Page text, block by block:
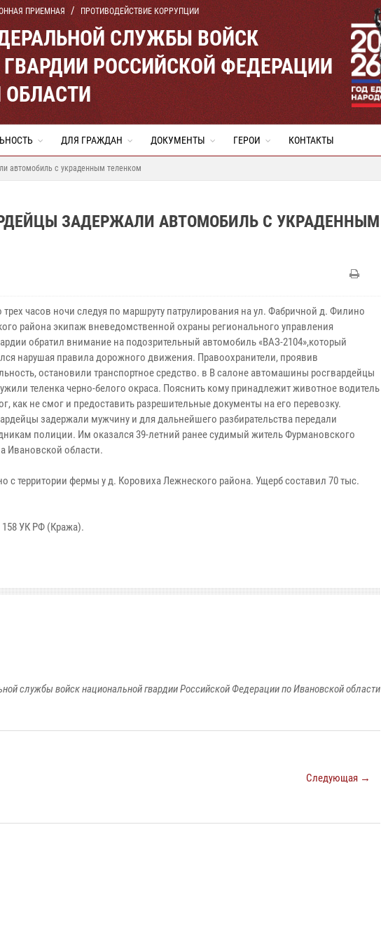
ПРИЕМНАЯ ПРОТИВОДЕЙСТВИЕ КОРРУПЦИИ
СЛУЖБЫ ВОЙСК
РОССИЙСКОЙ ФЕДЕРАЦИИ
ДЛЯ ГРАЖДАН ДОКУМЕНТЫ ГЕРОИ КОНТАКТЫ
автомобиль с украденным теленком
ЗАДЕРЖАЛИ АВТОМОБИЛЬ С УКРАДЕННЫМ
трех часов ночи следуя по маршруту патрулирования на ул. Фабричной д. Филино
района экипаж вневедомственной охраны регионального управления
обратил внимание на подозрительный автомобиль «ВАЗ-2104»,который
нарушая правила дорожного движения. Правоохранители, проявив
остановили транспортное средство. в В салоне автомашины росгвардейцы
теленка черно-белого окраса. Пояснить кому принадлежит животное водитель
как не смог и предоставить разрешительные документы на его перевозку.
задержали мужчину и для дальнейшего разбирательства передали
полиции. Им оказался 39-летний ранее судимый житель Фурмановского
Ивановской области.
территории фермы у д. Коровиха Лежнеского района. Ущерб составил 70 тыс.
158 УК РФ (Кража).
службы войск национальной гвардии Российской Федерации по Ивановской области
Следующая →